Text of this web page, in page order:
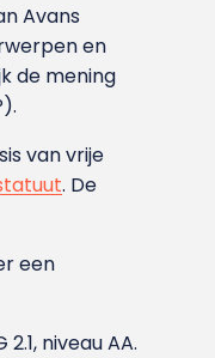
Avans
en
de mening
van vrije
. De
een
niveau AA.